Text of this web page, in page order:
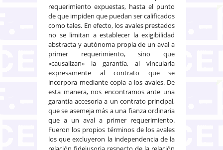
requerimiento expuestas, hasta el punto
de que impiden que puedan ser calificados
como tales. En efecto, los avales prestados
no se limitan a establecer la exigibilidad
abstracta y autónoma propia de un aval a
primer requerimiento, sino que
«causalizan» la garantía, al vincularla
expresamente al contrato que se
incorpora mediante copia a los avales. De
esta manera, nos encontramos ante una
garantía accesoria a un contrato principal,
que se asemeja más a una fianza ordinaria
que a un aval a primer requerimiento.
Fueron los propios términos de los avales
los que excluyeron la independencia de la